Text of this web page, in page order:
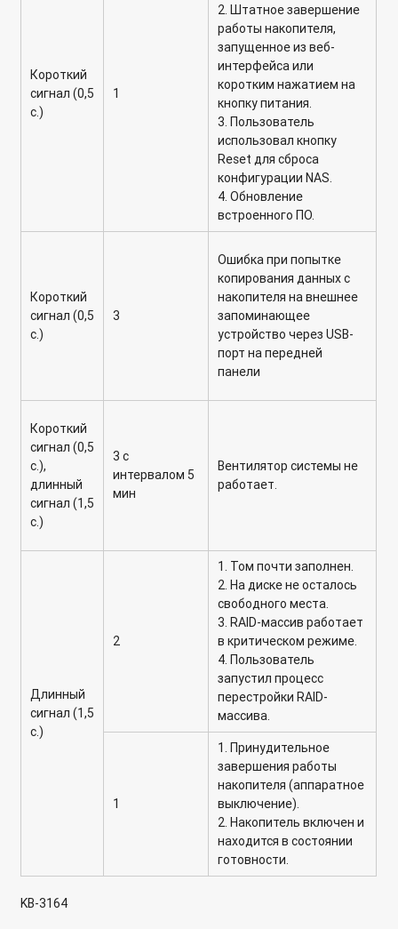
Короткий
сигнал (0,5
с.)
1
2. Штатное завершение
работы накопителя,
запущенное из веб-
интерфейса или
коротким нажатием на
кнопку питания.
3. Пользователь
использовал кнопку
Reset для сброса
конфигурации NAS.
4. Обновление
встроенного ПО.
Короткий
сигнал (0,5
с.)
3
Ошибка при попытке
копирования данных с
накопителя на внешнее
запоминающее
устройство через USB-
порт на передней
панели
Короткий
сигнал (0,5
с.),
длинный
сигнал (1,5
с.)
3 с
интервалом 5
мин
Вентилятор системы не
работает.
Длинный
сигнал (1,5
с.)
2
1. Том почти заполнен.
2. На диске не осталось
свободного места.
3. RAID-массив работает
в критическом режиме.
4. Пользователь
запустил процесс
перестройки RAID-
массива.
1
1. Принудительное
завершения работы
накопителя (аппаратное
выключение).
2. Накопитель включен и
находится в состоянии
готовности.
KB-3164